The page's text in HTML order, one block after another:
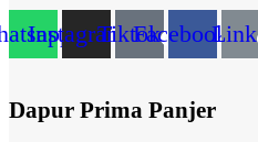
InstagramTiktokFacebookLink
Dapur Prima Panjer